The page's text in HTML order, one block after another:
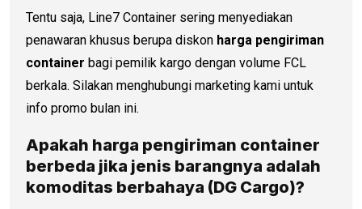
Tentu saja, Line7 Container sering menyediakan
penawaran khusus berupa diskon harga pengiriman
container bagi pemilik kargo dengan volume FCL
berkala. Silakan menghubungi marketing kami untuk
info promo bulan ini.
Apakah harga pengiriman container
berbeda jika jenis barangnya adalah
komoditas berbahaya (DG Cargo)?